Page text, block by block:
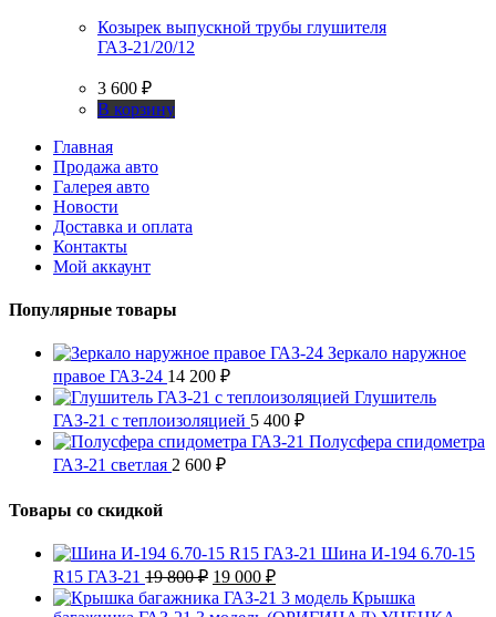
Козырек выпускной трубы глушителя
ГАЗ-21/20/12
3 600 ₽
В корзину
Главная
Продажа авто
Галерея авто
Новости
Доставка и оплата
Контакты
Мой аккаунт
Популярные товары
Зеркало наружное
правое ГАЗ-24 14 200 ₽
Глушитель
ГАЗ-21 с теплоизоляцией 5 400 ₽
Полусфера спидометра
ГАЗ-21 светлая 2 600 ₽
Товары со скидкой
Шина И-194 6.70-15
R15 ГАЗ-21 19 800₽ Первоначальная
цена
составляла
19 000 ₽Текущая
цена:
19
Крышка